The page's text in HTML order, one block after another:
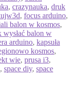
, crazynauka, druk
, focus arduino,
balon w kosmos,
wysłać balon w
arduino, kapsuła
kosmos,
wie, prusa i3,
, space diy, space